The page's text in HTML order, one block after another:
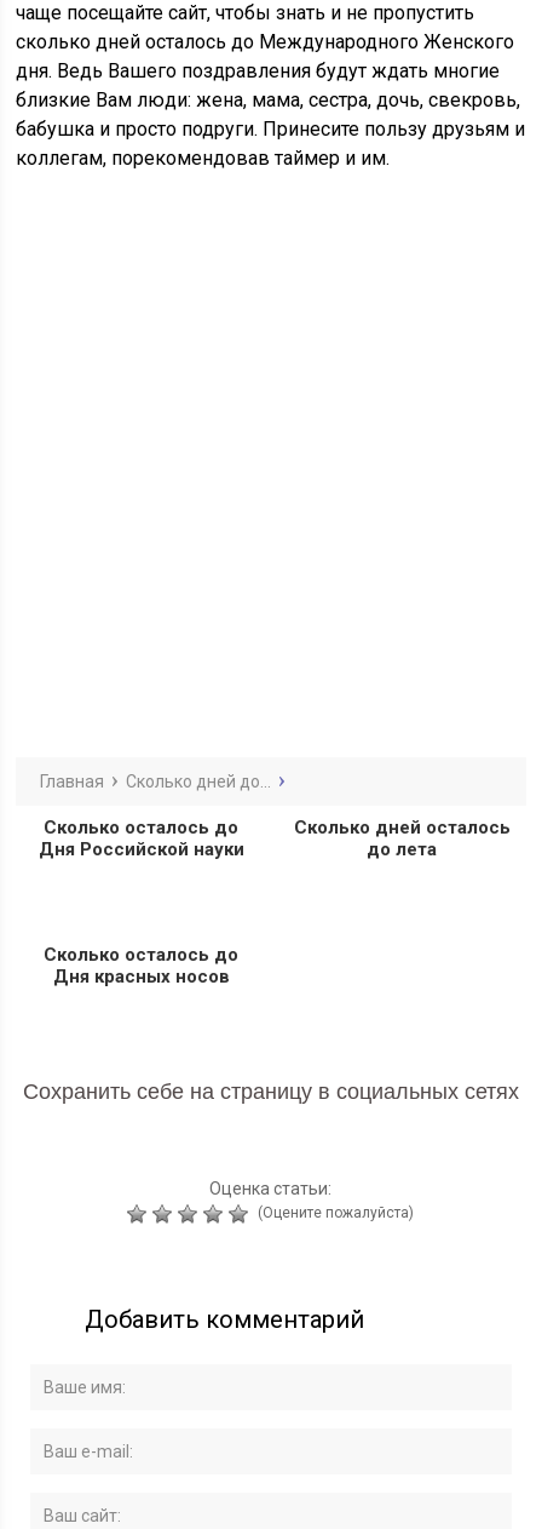
чаще посещайте сайт, чтобы знать и не пропустить
сколько дней осталось до Международного Женского
дня. Ведь Вашего поздравления будут ждать многие
близкие Вам люди: жена, мама, сестра, дочь, свекровь,
бабушка и просто подруги. Принесите пользу друзьям и
коллегам, порекомендовав таймер и им.
Главная Сколько дней до...
Сколько осталось до
Дня Российской науки
Сколько дней осталось
до лета
Сколько осталось до
Дня красных носов
Сохранить себе на страницу в социальных сетях
Оценка статьи:
(Оцените пожалуйста)
Добавить комментарий